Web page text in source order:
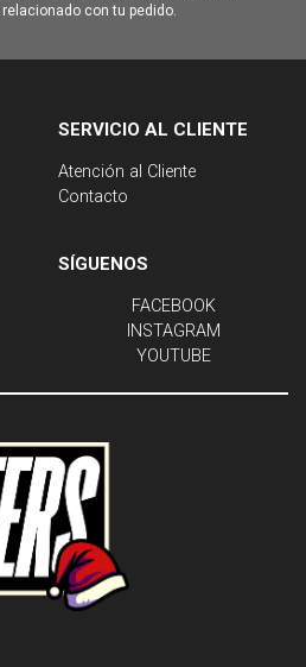
con tu pedido.
SERVICIO AL CLIENTE
Atención al Cliente
Contacto
SÍGUENOS
FACEBOOK
INSTAGRAM
YOUTUBE